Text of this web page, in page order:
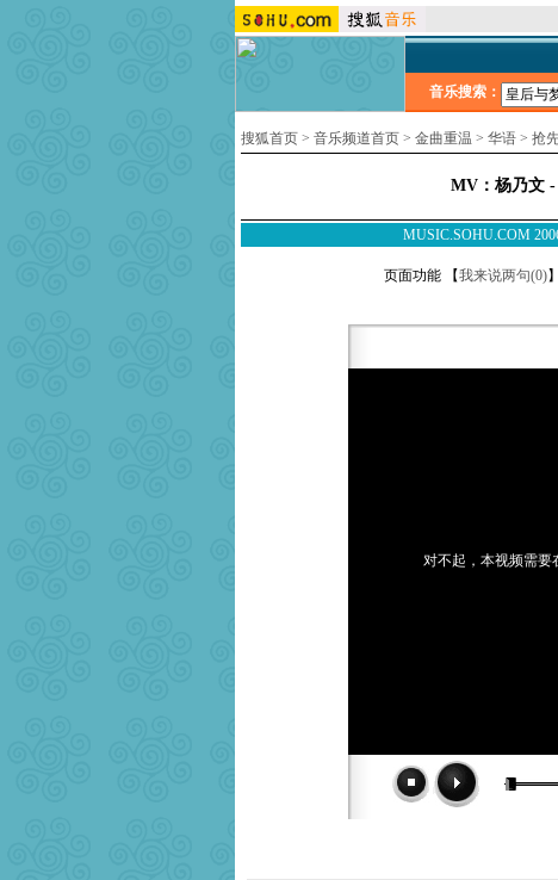
音乐搜索：
搜狐首页 > 音乐频道首页 > 金曲重温 > 华语 > 抢
MV：杨乃文
MUSIC.SOHU.COM
页面功能 【我来说两句(0)
对不起，本视频需要